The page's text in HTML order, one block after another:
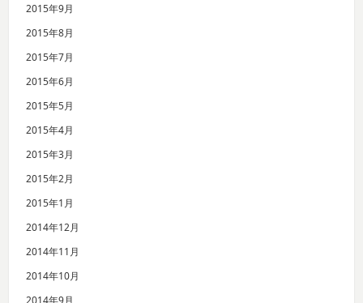
2015年9月
2015年8月
2015年7月
2015年6月
2015年5月
2015年4月
2015年3月
2015年2月
2015年1月
2014年12月
2014年11月
2014年10月
2014年9月